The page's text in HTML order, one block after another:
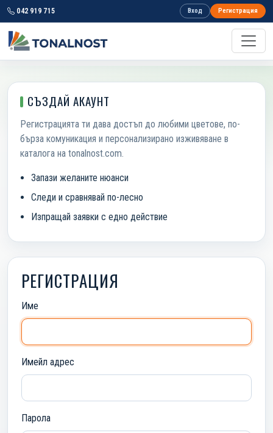
042 919 715 Вход Регистрация
СЪЗДАЙ АКАУНТ
Регистрацията ти дава достъп до любими цветове, по-
бърза комуникация и персонализирано изживяване в
каталога на tonalnost.com.
Запази желаните нюанси
Следи и сравнявай по-лесно
Изпращай заявки с едно действие
РЕГИСТРАЦИЯ
Име
Имейл адрес
Парола